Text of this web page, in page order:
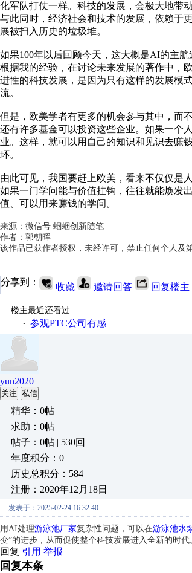
化军队打仗一样。科技的发展，会极大地带
与此同时，经济社会和技术的发展，依赖于
展被扫入历史的垃圾堆。
如果100年以后回顾今天，这大概是AI的主航
根据我的经验，在讨论未来发展的著作中，
进性的科技发展，是因为只有这样的发展模
流。
但是，欧美学者有更多的机会参与其中，而
还有许多基金可以投资这些企业。如果一个
业。这样，就可以用自己的知识和见识去赚
环。
由此可见，我国要赶上欧美，看来不仅仅是人
如果一门学问能与价值挂钩，往往就能焕发
值、可以用来赚钱的学问。
来源：微信号 蝈蝈创新随笔
作者：郭朝晖
该作品已获作者授权，未经许可，禁止任何个人及
分享到： 收藏 邀请回答 回复楼主
楼主最近还看过
· 参观PTC公司有感
yun2020
关注 私信
精华：0帖
求助：0帖
帖子：0帖 | 530回
年度积分：0
历史总积分：584
注册：2020年12月18日
发表于：2025-02-24 16:32:40
用AI处理游泳池厂家复杂性问题，可以在游泳池水
变”的进步，从而促使整个科技发展进入全新的时代
回复 引用 举报
回复本条